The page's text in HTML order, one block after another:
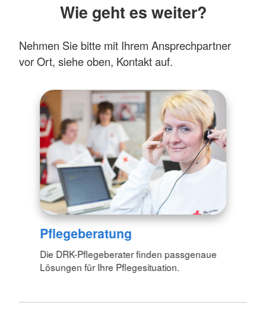
Wie geht es weiter?
Nehmen Sie bitte mit Ihrem Ansprechpartner
vor Ort, siehe oben, Kontakt auf.
Pflegeberatung
Die DRK-Pflegeberater finden passgenaue
Lösungen für Ihre Pflegesituation.